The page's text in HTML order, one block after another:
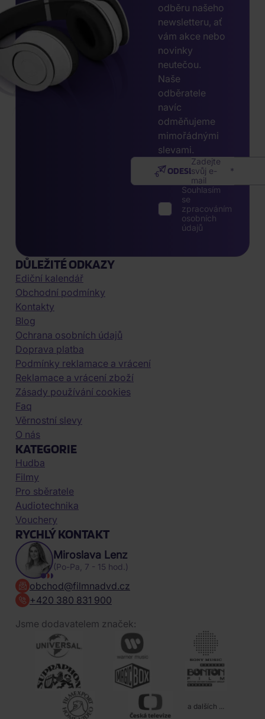
odběru našeho
newsletteru, ať
vám akce nebo
novinky
neutečou.
Naše
odběratele
navíc
odměňujeme
mimořádnými
slevami.
Zadejte
svůj e-
mail
ODESLAT
Souhlasím
se
zpracováním
osobních
údajů
DŮLEŽITÉ ODKAZY
Ediční kalendář
Obchodní podmínky
Kontakty
Blog
Ochrana osobních údajů
Doprava platba
Podmínky reklamace a vrácení
Reklamace a vrácení zboží
Zásady používání cookies
Faq
Věrnostní slevy
O nás
KATEGORIE
Hudba
Filmy
Pro sběratele
Audiotechnika
Vouchery
RYCHLÝ KONTAKT
Miroslava Lenz
(Po-Pa, 7 - 15 hod.)
obchod@filmnadvd.cz
+420 380 831 900
Jsme dodavatelem značek:
a dalších ...